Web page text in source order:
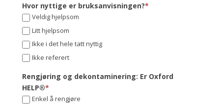
Hvor nyttige er bruksanvisningen?*
Veldig hjelpsom
Litt hjelpsom
Ikke i det hele tatt nyttig
Ikke referert
Rengjøring og dekontaminering: Er Oxford
HELP®*
Enkel å rengjøre